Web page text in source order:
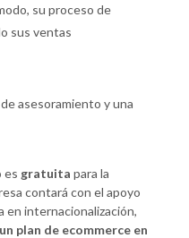
su proceso de
sus ventas
asesoramiento y una
es gratuita para la
contará con el apoyo
en internacionalización,
plan de ecommerce en